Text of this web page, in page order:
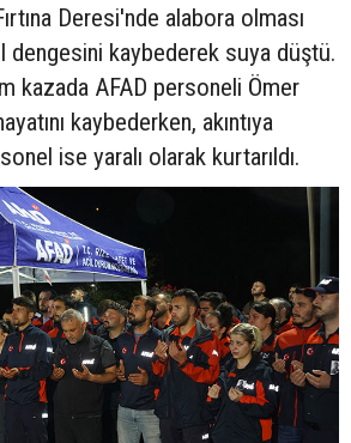
Deresi'nde alabora olması
dengesini kaybederek suya düştü.
kazada AFAD personeli Ömer
kaybederken, akıntıya
ise yaralı olarak kurtarıldı.